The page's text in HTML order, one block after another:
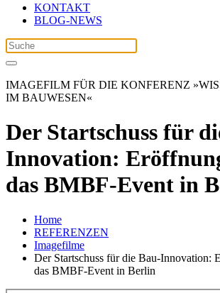
KONTAKT
BLOG-NEWS
IMAGEFILM FÜR DIE KONFERENZ
IM BAUWESEN«
Der Startschuss für
Innovation:
das BMBF-Event in
Home
REFERENZEN
Imagefilme
Der Startschuss für die Bau-Innovation:
das BMBF-Event in Berlin